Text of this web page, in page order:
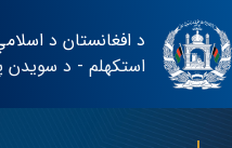
د افغانستان د
استکهلم - د سویدن